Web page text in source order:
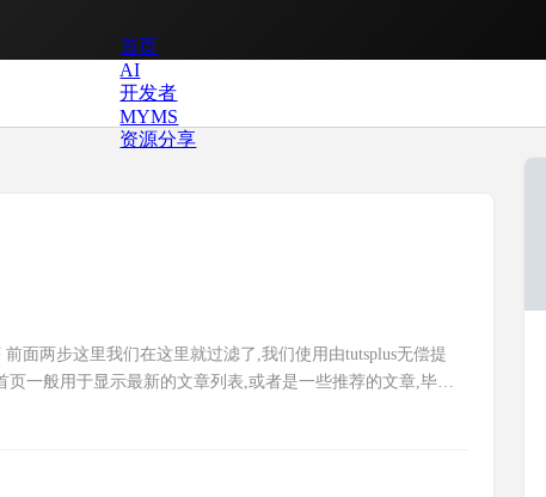
首页
AI
开发者
MYMS
资源分享
面两步这里我们在这里就过滤了,我们使用由tutsplus无偿提
一般用于显示最新的文章列表,或者是一些推荐的文章,毕竟